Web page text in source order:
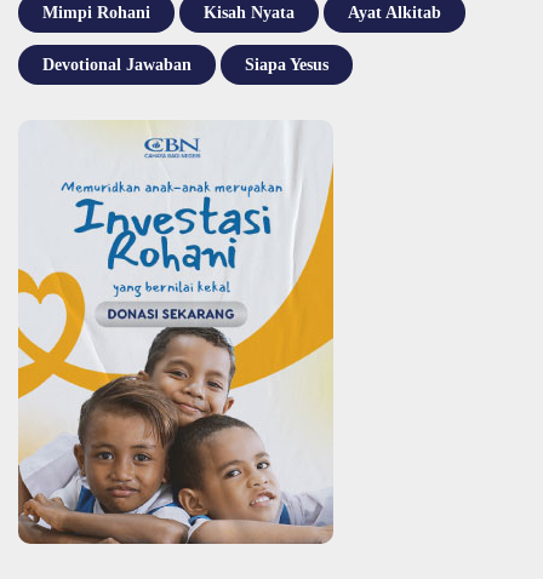
Mimpi Rohani Kisah Nyata Ayat Alkitab
Devotional Jawaban Siapa Yesus